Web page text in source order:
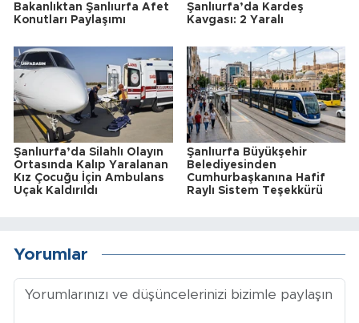
Bakanlıktan Şanlıurfa Afet
Konutları Paylaşımı
Şanlıurfa’da Kardeş
Kavgası: 2 Yaralı
Şanlıurfa’da Silahlı Olayın
Ortasında Kalıp Yaralanan
Kız Çocuğu İçin Ambulans
Uçak Kaldırıldı
Şanlıurfa Büyükşehir
Belediyesinden
Cumhurbaşkanına Hafif
Raylı Sistem Teşekkürü
Yorumlar